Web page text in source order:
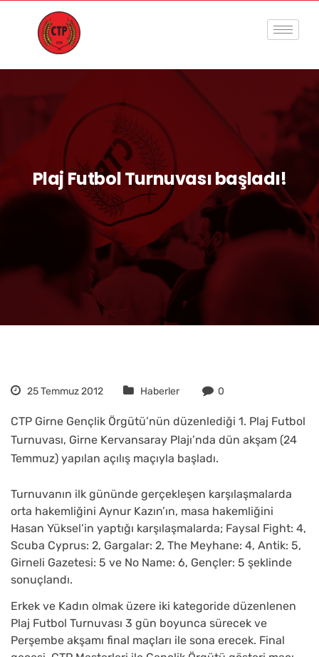
Plaj Futbol Turnuvası başladı!
25 Temmuz 2012 Haberler 0
CTP Girne Gençlik Örgütü’nün düzenlediği 1. Plaj Futbol
Turnuvası, Girne Kervansaray Plajı’nda dün akşam (24
Temmuz) yapılan açılış maçıyla başladı.
Turnuvanın ilk gününde gerçekleşen karşılaşmalarda
orta hakemliğini Aynur Kazın’ın, masa hakemliğini
Hasan Yüksel’in yaptığı karşılaşmalarda; Faysal Fight: 4,
Scuba Cyprus: 2, Gargalar: 2, The Meyhane: 4, Antik: 5,
Girneli Gazetesi: 5 ve No Name: 6, Gençler: 5 şeklinde
sonuçlandı.
Erkek ve Kadın olmak üzere iki kategoride düzenlenen
Plaj Futbol Turnuvası 3 gün boyunca sürecek ve
Perşembe akşamı final maçları ile sona erecek. Final